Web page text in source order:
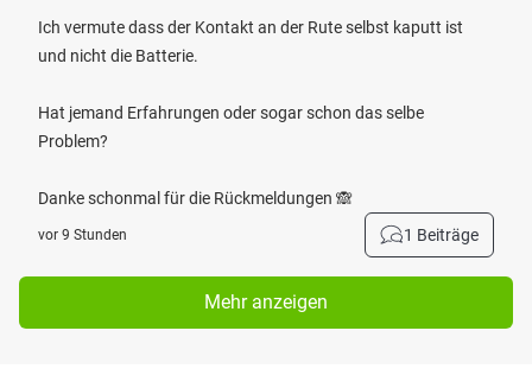
Ich vermute dass der Kontakt an der Rute selbst kaputt ist
und nicht die Batterie.
Hat jemand Erfahrungen oder sogar schon das selbe
Problem?
Danke schonmal für die Rückmeldungen 🙈
vor 9 Stunden 1 Beiträge
Mehr anzeigen